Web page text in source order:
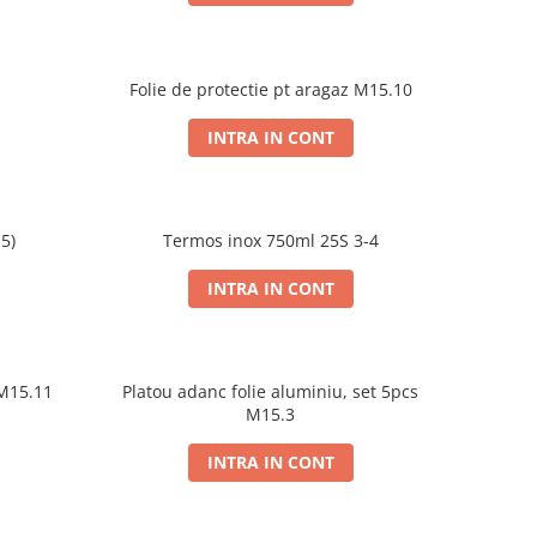
Folie de protectie pt aragaz M15.10
INTRA IN CONT
Termos inox 750ml 25S 3-4
INTRA IN CONT
protectie pt aragaz M15.11
Platou adanc folie aluminiu, set 5pcs
M15.3
INTRA IN CONT